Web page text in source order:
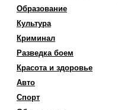
Образование
Культура
Криминал
Разведка боем
Красота и здоровье
Авто
Спорт